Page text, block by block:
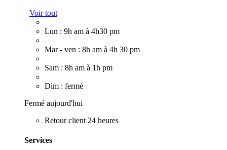
Voir tout
Lun : 9h am à 4h30 pm
Mar - ven : 8h am à 4h 30 pm
Sam : 8h am à 1h pm
Dim : fermé
Fermé aujourd'hui
Retour client 24 heures
Services